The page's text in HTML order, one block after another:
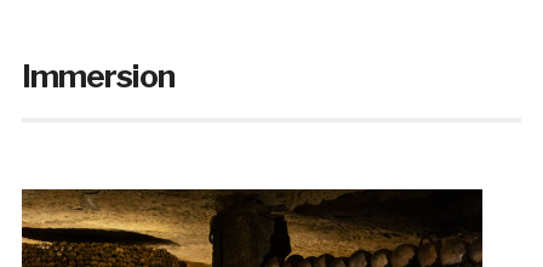
Immersion